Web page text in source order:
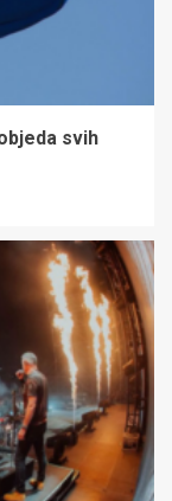
svih